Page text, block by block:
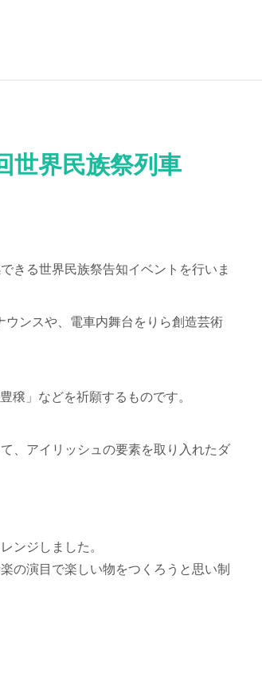
世界民族祭列車
きる世界民族祭告知イベントを行いま
ンスや、電車内舞台をりら創造芸術
」などを祈願するものです。
、アイリッシュの要素を取り入れたダ
ンジしました。
の演目で楽しい物をつくろうと思い制